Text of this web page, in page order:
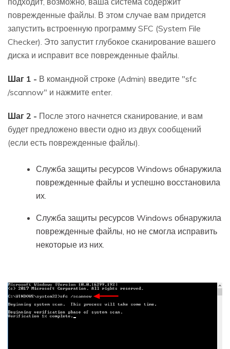
поврежденные файлы. В этом случае вам придется
запустить встроенную программу SFC (System File
Checker). Это запустит глубокое сканирование вашего
диска и исправит все поврежденные файлы.
Шаг 1 - В командной строке (Admin) введите "sfc
/scannow" и нажмите enter.
Шаг 2 - После этого начнется сканирование, и вам
будет предложено ввести одно из двух сообщений
(если есть поврежденные файлы).
Служба защиты ресурсов Windows обнаружила
поврежденные файлы и успешно восстановила
их.
Служба защиты ресурсов Windows обнаружила
поврежденные файлы, но не смогла исправить
некоторые из них.